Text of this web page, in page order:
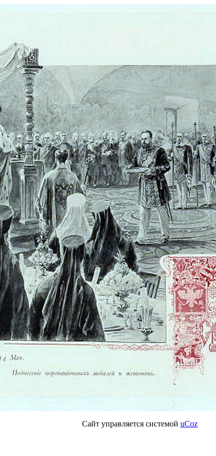
Сайт управляется системой uCoz